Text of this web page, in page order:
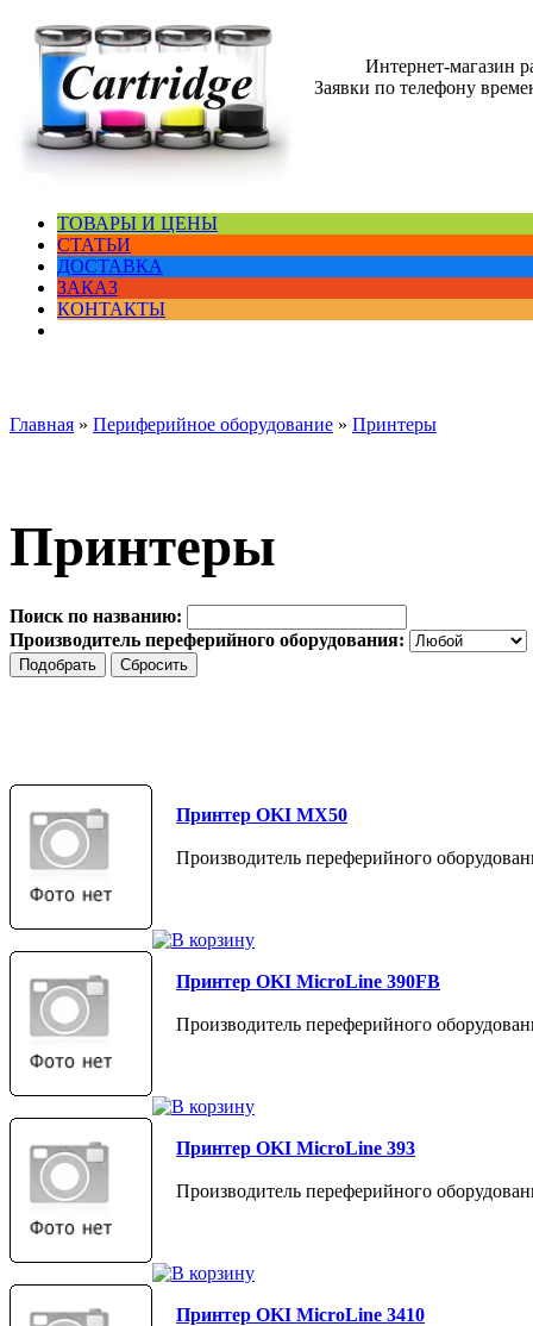
Интернет-магазин
Заявки по телефону
ТОВАРЫ И ЦЕНЫ
СТАТЬИ
ДОСТАВКА
ЗАКАЗ
КОНТАКТЫ
Главная » Периферийное оборудование » Принтеры
Принтеры
Поиск по названию:
Производитель переферийного оборудования:
Принтер OKI MX50
Производитель переферийного
Принтер OKI MicroLine 390FB
Производитель переферийного
Принтер OKI MicroLine 393
Производитель переферийного
Принтер OKI MicroLine 3410